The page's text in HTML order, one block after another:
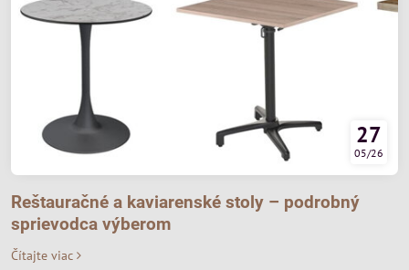
27
05/26
Reštauračné a kaviarenské stoly – podrobný
sprievodca výberom
Čítajte viac